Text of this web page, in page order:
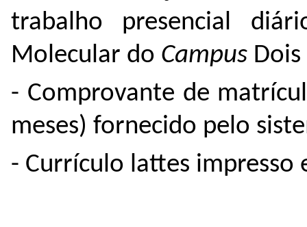
trabalho presencial
Molecular do Campus Dois
- Comprovante de
meses) fornecido pelo
- Currículo lattes impresso